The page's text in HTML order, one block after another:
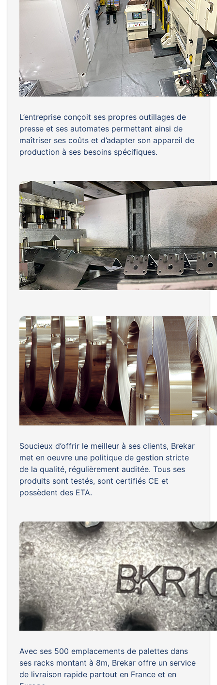
L’entreprise conçoit ses propres outillages de
presse et ses automates permettant ainsi de
maîtriser ses coûts et d’adapter son appareil de
production à ses besoins spécifiques.
Soucieux d’offrir le meilleur à ses clients, Brekar
met en oeuvre une politique de gestion stricte
de la qualité, régulièrement auditée. Tous ses
produits sont testés, sont certifiés CE et
possèdent des ETA.
Avec ses 500 emplacements de palettes dans
ses racks montant à 8m, Brekar offre un service
de livraison rapide partout en France et en